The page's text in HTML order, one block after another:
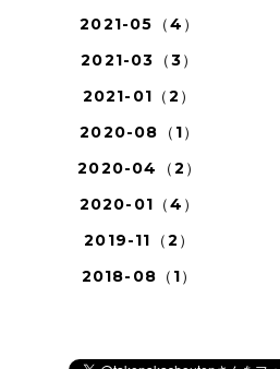
2021-05（4）
2021-03（3）
2021-01（2）
2020-08（1）
2020-04（2）
2020-01（4）
2019-11（2）
2018-08（1）